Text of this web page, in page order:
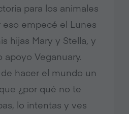
para los animales
eso empecé el Lunes
hijas Mary y Stella, y
Veganuary.
hacer el mundo un
¿por qué no te
lo intentas y ves